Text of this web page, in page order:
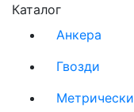
Каталог
Анкера
Гвозди